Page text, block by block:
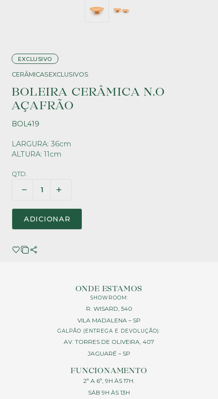
EXCLUSIVO
CERÂMICASEXCLUSIVOS
BOLEIRA CERÂMICA N.O
AÇAFRÃO
BOL419
LARGURA: 36cm
ALTURA: 11cm
QTD.
ADICIONAR
ONDE ESTAMOS
SHOWROOM:
R. WISARD, 540
VILA MADALENA – SP
GALPÃO (ENTREGA E DEVOLUÇÃO):
AV. TORRES DE OLIVEIRA, 407
JAGUARÉ – SP
FUNCIONAMENTO
2ª A 6ª, 9H ÀS 17H.
SÁB 9H ÀS 13H